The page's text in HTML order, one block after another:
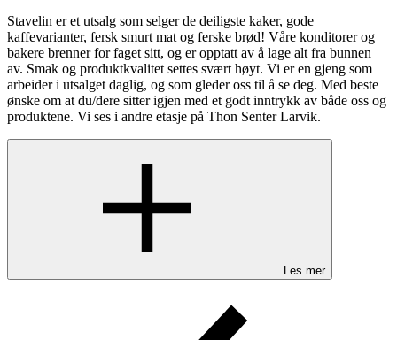
Stavelin er et utsalg som selger de deiligste kaker, gode
kaffevarianter, fersk smurt mat og ferske brød! Våre konditorer og
bakere brenner for faget sitt, og er opptatt av å lage alt fra bunnen
av. Smak og produktkvalitet settes svært høyt. Vi er en gjeng som
arbeider i utsalget daglig, og som gleder oss til å se deg. Med beste
ønske om at du/dere sitter igjen med et godt inntrykk av både oss og
produktene. Vi ses i andre etasje på Thon Senter Larvik.
Les mer